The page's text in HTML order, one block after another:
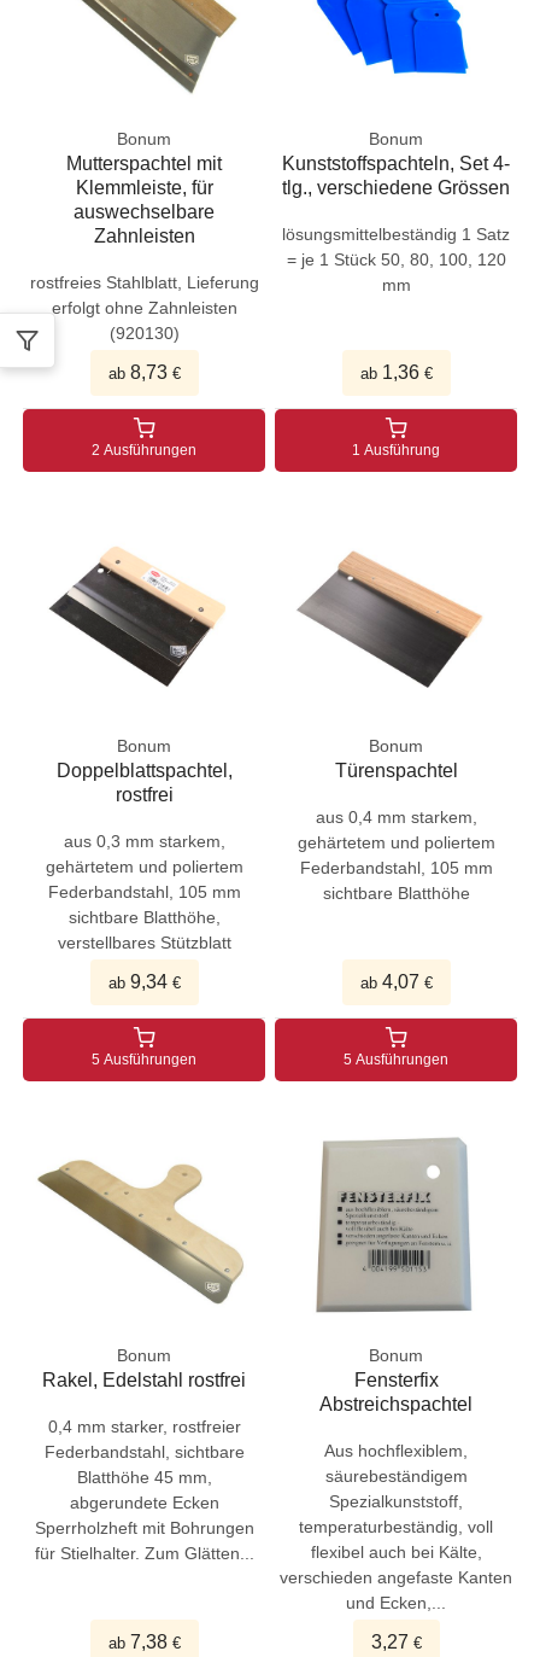
Bonum
Mutterspachtel mit
Klemmleiste, für
auswechselbare
Zahnleisten
rostfreies Stahlblatt, Lieferung
erfolgt ohne Zahnleisten
(920130)
ab 8,73€
2 Ausführungen
Bonum
Kunststoffspachteln, Set 4-
tlg., verschiedene Grössen
lösungsmittelbeständig 1 Satz
= je 1 Stück 50, 80, 100, 120
mm
ab 1,36€
1 Ausführung
Bonum
Doppelblattspachtel,
rostfrei
aus 0,3 mm starkem,
gehärtetem und poliertem
Federbandstahl, 105 mm
sichtbare Blatthöhe,
verstellbares Stützblatt
ab 9,34€
5 Ausführungen
Bonum
Türenspachtel
aus 0,4 mm starkem,
gehärtetem und poliertem
Federbandstahl, 105 mm
sichtbare Blatthöhe
ab 4,07 €
5 Ausführungen
Bonum
Rakel, Edelstahl rostfrei
0,4 mm starker, rostfreier
Federbandstahl, sichtbare
Blatthöhe 45 mm,
abgerundete Ecken
Sperrholzheft mit Bohrungen
für Stielhalter. Zum Glätten...
ab 7,38€
Bonum
Fensterfix
Abstreichspachtel
Aus hochflexiblem,
säurebeständigem
Spezialkunststoff,
temperaturbeständig, voll
flexibel auch bei Kälte,
verschieden angefaste Kanten
und Ecken,...
3,27 €